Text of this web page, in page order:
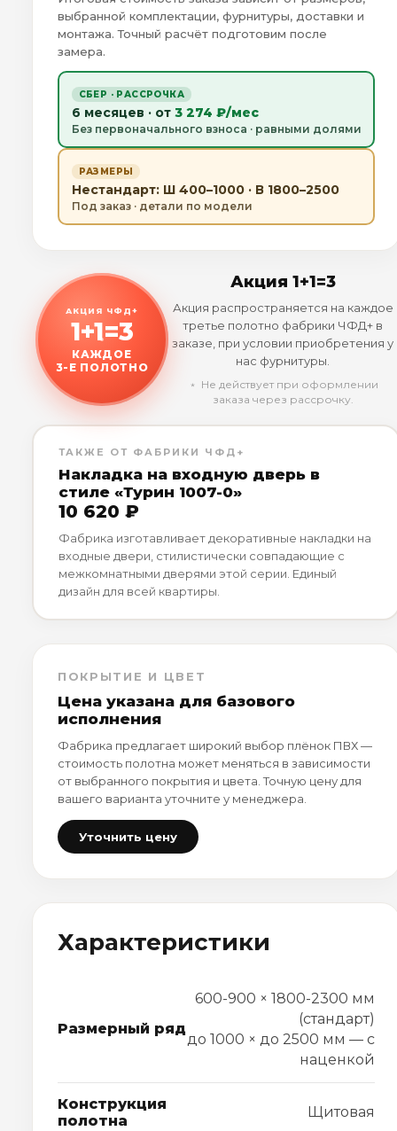
выбранной комплектации, фурнитуры, доставки и
монтажа. Точный расчёт подготовим после
замера.
СБЕР · РАССРОЧКА
6 месяцев · от 3 274 ₽/мес
Без первоначального взноса · равными долями
РАЗМЕРЫ
Нестандарт: Ш 400–1000 · В 1800–2500
Под заказ · детали по модели
АКЦИЯ ЧФД+
1+1=3
КАЖДОЕ
3-Е ПОЛОТНО
Акция 1+1=3
Акция распространяется на каждое
третье полотно фабрики ЧФД+ в
заказе, при условии приобретения у
нас фурнитуры.
﹡ Не действует при оформлении
заказа через рассрочку.
ТАКЖЕ ОТ ФАБРИКИ ЧФД+
Накладка на входную дверь в
стиле «Турин 1007-0»
10 620 ₽
Фабрика изготавливает декоративные накладки на
входные двери, стилистически совпадающие с
межкомнатными дверями этой серии. Единый
дизайн для всей квартиры.
ПОКРЫТИЕ И ЦВЕТ
Цена указана для базового
исполнения
Фабрика предлагает широкий выбор плёнок ПВХ —
стоимость полотна может меняться в зависимости
от выбранного покрытия и цвета. Точную цену для
вашего варианта уточните у менеджера.
Уточнить цену
Характеристики
Размерный ряд
600-900 × 1800-2300 мм
(стандарт)
до 1000 × до 2500 мм — с
наценкой
Конструкция
полотна
Щитовая